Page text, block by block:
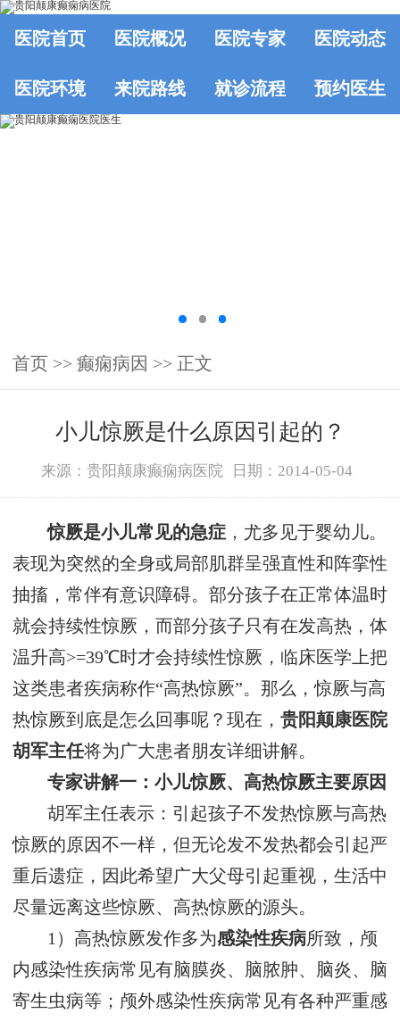
医院首页 医院概况 医院专家 医院动态
医院环境 来院路线 就诊流程 预约医生
首页 >> 癫痫病因 >> 正文
小儿惊厥是什么原因引起的？
来源：贵阳颠康癫痫病医院 日期：2014-05-04
惊厥是小儿常见的急症 ，尤多见于婴幼儿。
表现为突然的全身或局部肌群呈强直性和阵挛性
抽搐，常伴有意识障碍。部分孩子在正常体温时
就会持续性惊厥，而部分孩子只有在发高热，体
温升高>=39℃时才会持续性惊厥，临床医学上把
这类患者疾病称作“高热惊厥”。那么，惊厥与高
热惊厥到底是怎么回事呢？现在， 贵阳颠康医院
胡军主任将为广大患者朋友详细讲解。
专家讲解一：小儿惊厥、高热惊厥主要原因
胡军主任表示：引起孩子不发热惊厥与高热
惊厥的原因不一样，但无论发不发热都会引起严
重后遗症，因此希望广大父母引起重视，生活中
尽量远离这些惊厥、高热惊厥的源头。
1）高热惊厥发作多为感染性疾病所致，颅
内感染性疾病常见有脑膜炎、脑脓肿、脑炎、脑
寄生虫病等；颅外感染性疾病常见有各种严重感